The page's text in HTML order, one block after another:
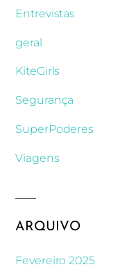
Entrevistas
geral
KiteGirls
Segurança
SuperPoderes
Viagens
ARQUIVO
Fevereiro 2025